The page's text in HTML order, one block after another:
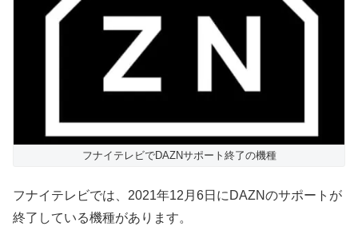
フナイテレビでDAZNサポート終了の機種
フナイテレビでは、2021年12月6日にDAZNのサポートが
終了している機種があります。